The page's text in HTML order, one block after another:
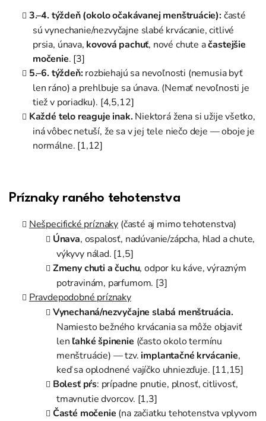
3.–4. týždeň (okolo očakávanej menštruácie):časté
sú vynechanie/nezvyčajne slabé krvácanie, citlivé
prsia, únava, kovová pachuť, nové chute ačastejšie
močenie. [3]
5.–6. týždeň:rozbiehajú sa nevoľnosti (nemusia byť
len ráno) a prehlbuje sa únava. (Nemať nevoľnosti je
tiež v poriadku). [4,5,12]
Každé telo reaguje inak. Niektorá žena si užije všetko,
iná vôbec netuší, že sa v jej tele niečo deje — oboje je
normálne. [1,12]
Príznaky raného tehotenstva
Nešpecifické príznaky (časté aj mimo tehotenstva)
Únava, ospalosť, nadúvanie/zápcha, hlad a chute,
výkyvy nálad. [1,5]
Zmeny chuti a čuchu, odpor ku káve, výrazným
potravinám, parfumom. [3]
Pravdepodobné príznaky
Vynechaná/nezvyčajne slabá menštruácia.
Namiesto bežného krvácania sa môže objaviť
len ľahké špinenie (často okolo termínu
menštruácie) — tzv.implantačné krvácanie,
keď sa oplodnené vajíčko uhniezďuje. [11,15]
Bolesť pŕs: prípadne pnutie, plnosť, citlivosť,
tmavnutie dvorcov. [1,3]
Časté močenie (na začiatku tehotenstva vplyvom